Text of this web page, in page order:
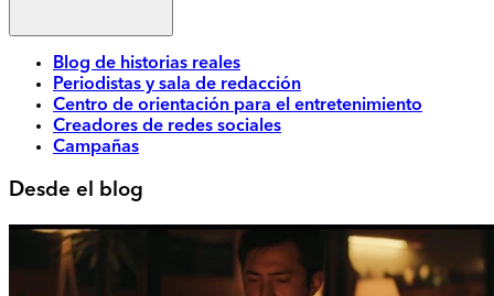
Blog de historias reales
Periodistas y sala de redacción
Centro de orientación para el entretenimiento
Creadores de redes sociales
Campañas
Desde el blog